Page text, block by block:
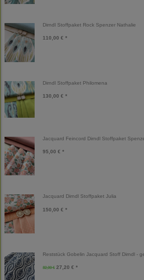
Dirndl Stoffpaket Rock Spenzer Nathalie
110,00 € *
Dirndl Stoffpaket Philomena
130,00 € *
Jacquard Feincord Dirndl Stoffpaket
95,00 € *
Jacquard Dirndl Stoffpaket Julia
150,00 € *
Reststück Gobelin Jacquard Stoff Dirndl -
32,00 € 27,20 € *